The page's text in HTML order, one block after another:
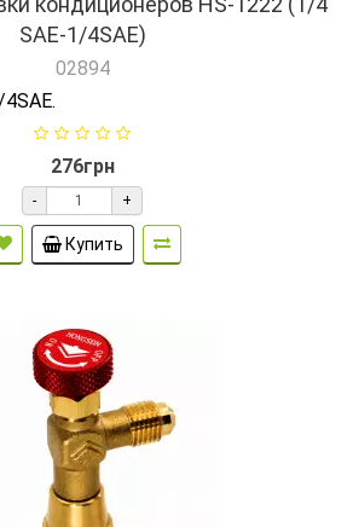
SAE-1/4SAE)
02894
276грн
- +
Купить